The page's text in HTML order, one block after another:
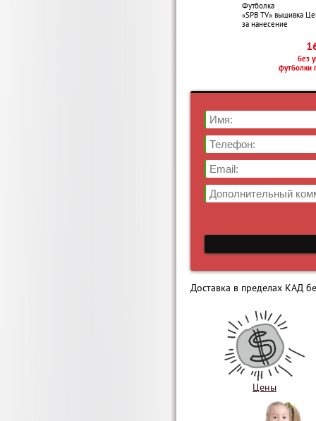
Футболка
«SPB TV» вышивка
за нанесение
без
футболки
Доставка в пределах КАД
Цены